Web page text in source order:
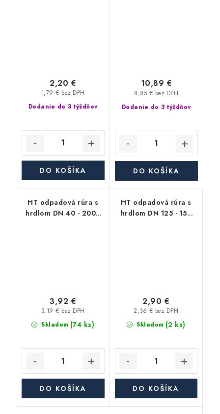
Dodanie do 3 týždňov
1,79 € bez DPH
2,20 €
DO KOŠÍKA
Dodanie do 3 týždňov
8,85 € bez DPH
10,89 €
DO KOŠÍKA
HT odpadová rúra s
hrdlom DN 40 - 2000
Skladom (74 ks)
3,19 € bez DPH
3,92 €
DO KOŠÍKA
HT odpadová rúra s
hrdlom DN 125 - 150
Skladom (2 ks)
2,36 € bez DPH
2,90 €
DO KOŠÍKA